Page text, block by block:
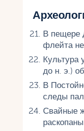
В пещере
флейта
Культура
до н. э.)
В
следы
Свайные